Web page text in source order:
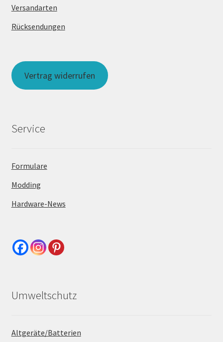
Versandarten
Rücksendungen
Vertrag widerrufen
Service
Formulare
Modding
Hardware-News
Umweltschutz
Altgeräte/Batterien